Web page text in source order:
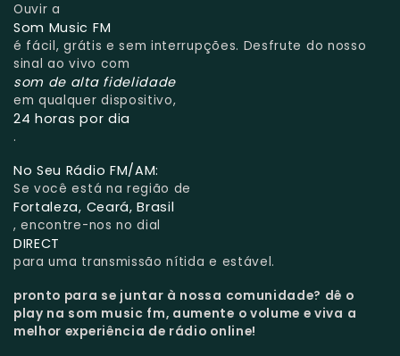
Ouvir a
Som Music FM
é fácil, grátis e sem interrupções. Desfrute do nosso
sinal ao vivo com
som de alta fidelidade
em qualquer dispositivo,
24 horas por dia
.
No Seu Rádio FM/AM:
Se você está na região de
Fortaleza, Ceará, Brasil
, encontre-nos no dial
DIRECT
para uma transmissão nítida e estável.
pronto para se juntar à nossa comunidade? dê o
play na som music fm, aumente o volume e viva a
melhor experiência de rádio online!